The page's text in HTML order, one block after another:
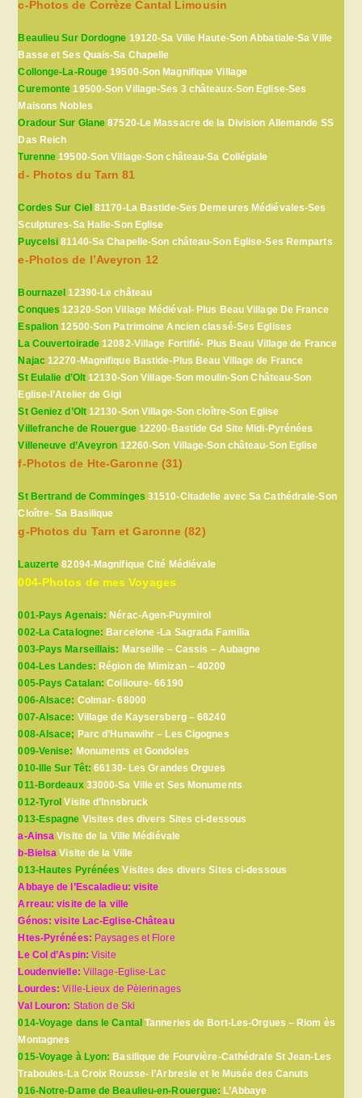
c-Photos de Corrèze Cantal Limousin
Beaulieu Sur Dordogne 19120-Sa Ville Haute-Son Abbatiale-Sa Ville
Basse et Ses Quais-Sa Chapelle
Collonge-La-Rouge 19500-Son Magnifique Village
Curemonte 19500-Son Village-Ses 3 châteaux-Son Eglise-Ses
Maisons Nobles
Oradour Sur Glane 87520-Le Massacre de la Division Allemande SS
Das Reich
Turenne 19500-Son Village-Son château-Sa Collégiale
d- Photos du Tarn 81
Cordes Sur Ciel81170-La Bastide-Ses Demeures Médiévales-Ses
Sculptures-Sa Halle-Son Eglise
Puycelsi 81140-Sa Chapelle-Son château-Son Eglise-Ses Remparts
e-Photos de l’Aveyron 12
Bournazel 12390-Le château
Conques 12320-Son Village Médiéval- Plus Beau Village De France
Espalion 12500-Son Patrimoine Ancien classé-Ses Eglises
La Couvertoirade 12082-Village Fortifié- Plus Beau Village de France
Najac12270-Magnifique Bastide-Plus Beau Village de France
St Eulalie d’Olt 12130-Son Village-Son moulin-Son Château-Son
Eglise-l’Atelier de Gigi
St Geniez d’Olt12130-Son Village-Son cloître-Son Eglise
Villefranche de Rouergue12200-Bastide Gd Site Midi-Pyrénées
Villeneuve d’Aveyron 12260-Son Village-Son château-Son Eglise
f-Photos de Hte-Garonne (31)
St Bertrand de Comminges 31510-Citadelle avec Sa Cathédrale-Son
Cloître- Sa Basilique
g-Photos du Tarn et Garonne (82)
Lauzerte 82094-Magnifique Cité Médiévale
004-Photos de mes Voyages
001-Pays Agenais: Nérac-Agen-Puymirol
002-La Catalogne:Barcelone -La Sagrada Familia
003-Pays Marseillais: Marseille – Cassis – Aubagne
004-Les Landes:Région de Mimizan – 40200
005-Pays Catalan:Collioure- 66190
006-Alsace: Colmar- 68000
007-Alsace: Village de Kaysersberg – 68240
008-Alsace; Parc d’Hunawihr – Les Cigognes
009-Venise: Monuments et Gondoles
010-Ille Sur Têt:66130- Les Grandes Orgues
011-Bordeaux33000-Sa Ville et Ses Monuments
012-Tyrol Visite d’Innsbruck
013-Espagne Visites des divers Sites ci-dessous
a-Ainsa Visite de la Ville Médiévale
b-Bielsa Visite de la Ville
013-Hautes Pyrénées Visites des divers Sites ci-dessous
Abbaye de l’Escaladieu: visite
Arreau: visite de la ville
Génos: visite Lac-Eglise-Château
Htes-Pyrénées: Paysages et Flore
Le Col d’Aspin:Visite
Loudenvielle: Village-Eglise-Lac
Lourdes:Ville-Lieux de Pèlerinages
Val Louron: Station de Ski
014-Voyage dans le CantalTanneries de Bort-Les-Orgues – Riom ès
Montagnes
015-Voyage à Lyon: Basilique de Fourvière-Cathédrale St Jean-Les
Traboules-La Croix Rousse- l’Arbresle et le Musée des Canuts
016-Notre-Dame de Beaulieu-en-Rouergue:L’Abbaye